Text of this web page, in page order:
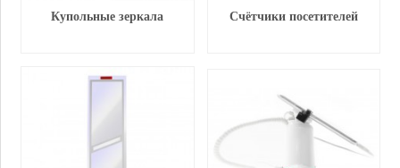
Купольные зеркала Счётчики посетителей